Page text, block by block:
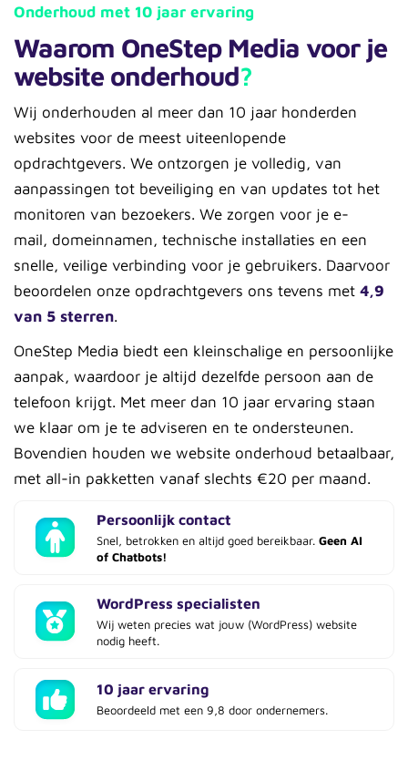
Onderhoud met 10 jaar ervaring
Waarom OneStep Media voor je
website onderhoud?
Wij onderhouden al meer dan 10 jaar honderden
websites voor de meest uiteenlopende
opdrachtgevers. We ontzorgen je volledig, van
aanpassingen tot beveiliging en van updates tot het
monitoren van bezoekers. We zorgen voor je e-
mail, domeinnamen, technische installaties en een
snelle, veilige verbinding voor je gebruikers. Daarvoor
beoordelen onze opdrachtgevers ons tevens met 4,9
van 5 sterren.
OneStep Media biedt een kleinschalige en persoonlijke
aanpak, waardoor je altijd dezelfde persoon aan de
telefoon krijgt. Met meer dan 10 jaar ervaring staan
we klaar om je te adviseren en te ondersteunen.
Bovendien houden we website onderhoud betaalbaar,
met all-in pakketten vanaf slechts €20 per maand.
Persoonlijk contact
Snel, betrokken en altijd goed bereikbaar.Geen AI
of Chatbots!
WordPress specialisten
Wij weten precies wat jouw (WordPress) website
nodig heeft.
10 jaar ervaring
Beoordeeld met een 9,8 door ondernemers.